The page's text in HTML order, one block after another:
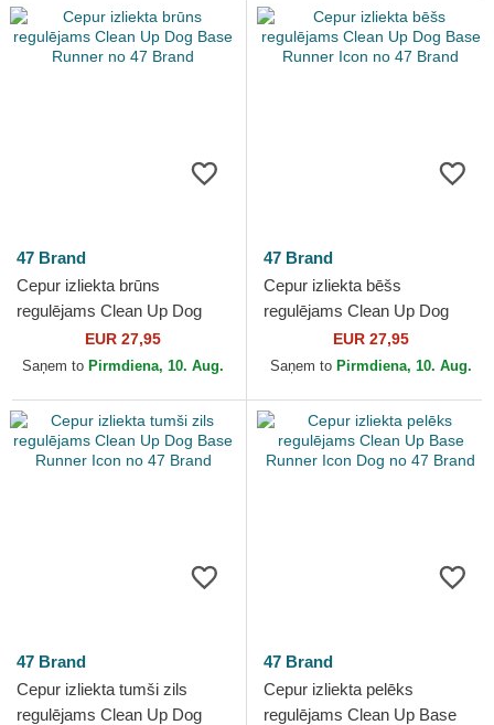
47 Brand
Cepur izliekta brūns
regulējams Clean Up Dog
Base Runner no 47 Brand
EUR 27,95
Saņem to Pirmdiena, 10. Aug.
47 Brand
Cepur izliekta bēšs
regulējams Clean Up Dog
Base Runner Icon no 47
Brand
EUR 27,95
Saņem to Pirmdiena, 10. Aug.
47 Brand
Cepur izliekta tumši zils
regulējams Clean Up Dog
47 Brand
Cepur izliekta pelēks
regulējams Clean Up Base